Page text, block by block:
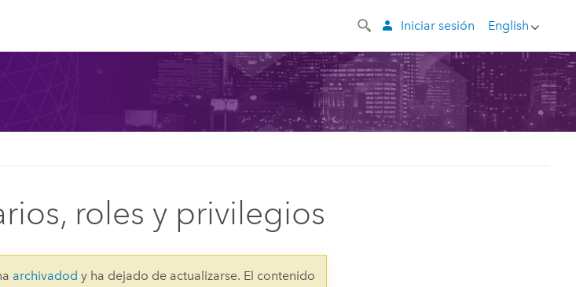
English
Iniciar sesión
roles y privilegios
archivadod y ha dejado de actualizarse. El contenido